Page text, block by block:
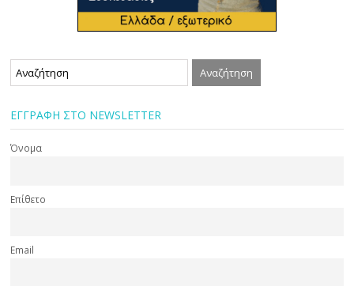
ΕΓΓΡΑΦΗ ΣΤΟ NEWSLETTER
Όνομα
Επίθετο
Email